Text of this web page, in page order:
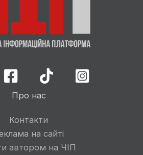
Про нас
Контакти
на сайті
автором на ЧІП